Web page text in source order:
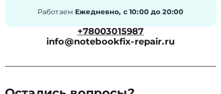
Работаем Ежедневно, с 10:00 до 20:00
+78003015987
info@notebookfix-repair.ru